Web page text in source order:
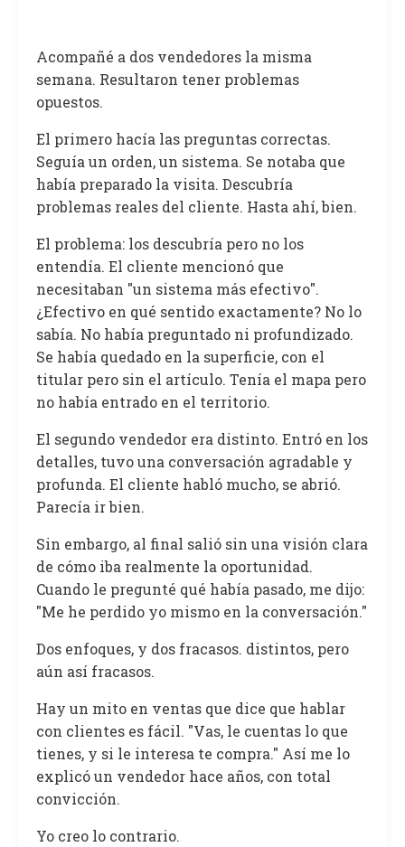
Acompañé a dos vendedores la misma
semana. Resultaron tener problemas
opuestos.
El primero hacía las preguntas correctas.
Seguía un orden, un sistema. Se notaba que
había preparado la visita. Descubría
problemas reales del cliente. Hasta ahí, bien.
El problema: los descubría pero no los
entendía. El cliente mencionó que
necesitaban "un sistema más efectivo".
¿Efectivo en qué sentido exactamente? No lo
sabía. No había preguntado ni profundizado.
Se había quedado en la superficie, con el
titular pero sin el artículo. Tenía el mapa pero
no había entrado en el territorio.
El segundo vendedor era distinto. Entró en los
detalles, tuvo una conversación agradable y
profunda. El cliente habló mucho, se abrió.
Parecía ir bien.
Sin embargo, al final salió sin una visión clara
de cómo iba realmente la oportunidad.
Cuando le pregunté qué había pasado, me dijo:
"Me he perdido yo mismo en la conversación."
Dos enfoques, y dos fracasos. distintos, pero
aún así fracasos.
Hay un mito en ventas que dice que hablar
con clientes es fácil. "Vas, le cuentas lo que
tienes, y si le interesa te compra." Así me lo
explicó un vendedor hace años, con total
convicción.
Yo creo lo contrario.